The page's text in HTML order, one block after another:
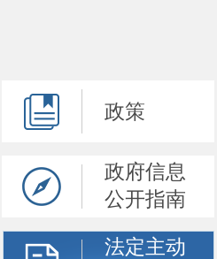
政策
政府信息
公开指南
法定主动